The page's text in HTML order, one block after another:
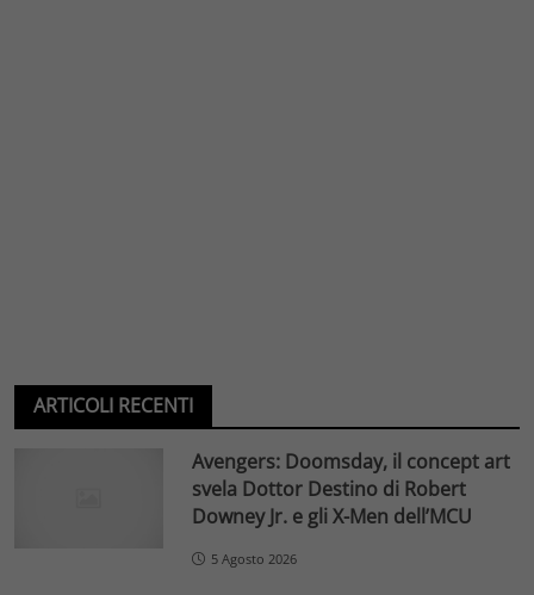
ARTICOLI RECENTI
Avengers: Doomsday, il concept art
svela Dottor Destino di Robert
Downey Jr. e gli X-Men dell’MCU
5 Agosto 2026